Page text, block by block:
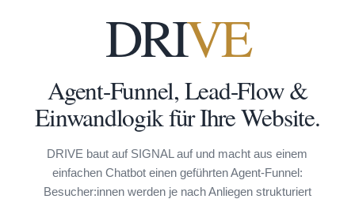
DRIVE
Agent-Funnel, Lead-Flow &
Einwandlogik für Ihre Website.
DRIVE baut auf SIGNAL auf und macht aus einem
einfachen Chatbot einen geführten Agent-Funnel:
Besucher:innen werden je nach Anliegen strukturiert